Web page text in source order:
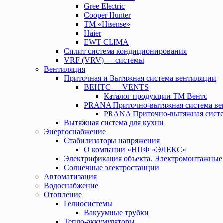
Gree Electric
Cooper Hunter
TM «Hisense»
Haier
EWT CLIMA
Сплит система кондиционирования
VRF (VRV) — системы
Вентиляция
Приточная и Вытяжная система вентиляции
ВЕНТС — VENTS
Каталог продукции ТМ Вентс
PRANA Приточно-вытяжная система
PRANA Приточно-вытяжная
Вытяжная система для кухни
Энергоснабжение
Стабилизаторы напряжения
О компании «НПФ «ЭЛЕКС»
Электрификация объекта.
Солнечные электростанции
Автоматизация
Водоснабжение
Отопление
Гелиосистемы
Вакуумные трубки
Тепло-аккумуляторы